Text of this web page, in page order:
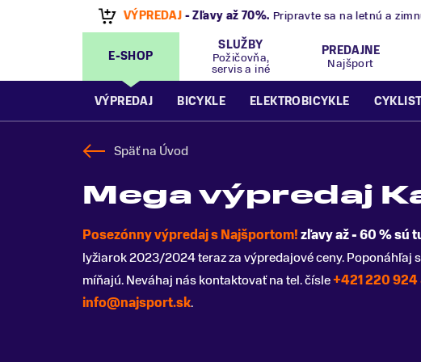
VÝPREDAJ- Zľavy až 70%.Pripravte sa na letnú a zimnú
E-SHOP
SLUŽBY
Požičovňa,
servis a iné
PREDAJNE
Najšport
VÝPREDAJ BICYKLE ELEKTROBICYKLE
Späť na Úvod
Mega výpredaj
Posezónny výpredaj s Najšportom!zľavy až - 60 % sú
lyžiarok 2023/2024 teraz za výpredajové ceny. Poponáhľaj
míňajú. Neváhaj nás kontaktovať na tel. čísle+421 220 924
info@najsport.sk.